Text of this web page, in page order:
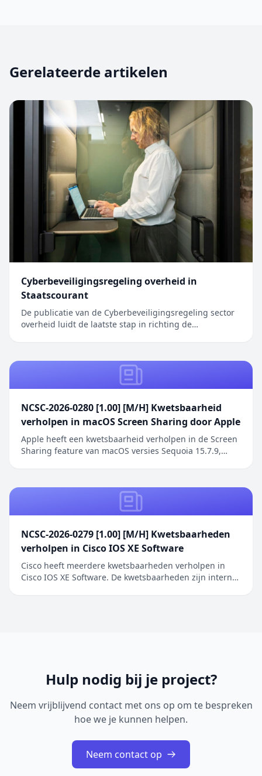
Gerelateerde artikelen
Cyberbeveiligingsregeling overheid in
Staatscourant
De publicatie van de Cyberbeveiligingsregeling sector
overheid luidt de laatste stap in richting de
Staatscourant verscheen eerst op Digitale Overheid.
NCSC-2026-0280 [1.00] [M/H] Kwetsbaarheid
verholpen in macOS Screen Sharing door Apple
Apple heeft een kwetsbaarheid verholpen in de Screen
Sharing feature van macOS versies Sequoia 15.7.9,
Sharing functionaliteit waarbij netwerkaanvallers
toegang kunnen verkrijgen zonder geldige
NCSC-2026-0279 [1.00] [M/H] Kwetsbaarheden
verholpen in Cisco IOS XE Software
Cisco heeft meerdere kwetsbaarheden verholpen in
Cisco IOS XE Software. De kwetsbaarheden zijn intern
Hulp nodig bij je project?
Neem vrijblijvend contact met ons op om te bespreken
hoe we je kunnen helpen.
Neem contact op